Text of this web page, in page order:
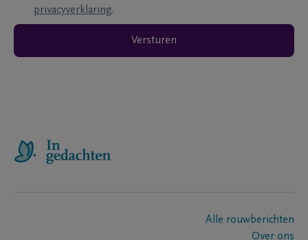
privacyverklaring.
Versturen
Alle rouwberichten
Over ons